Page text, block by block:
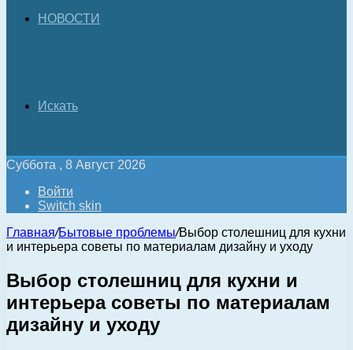
НОВОСТИ
Искать
Суббота , 8 Август 2026
Войти
Switch skin
Главная/Бытовые проблемы/Выбор столешниц для кухни
и интерьера советы по материалам дизайну и уходу
Выбор столешниц для кухни и
интерьера советы по материалам
дизайну и уходу